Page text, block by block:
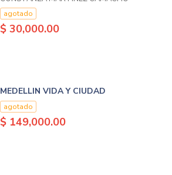
agotado
$ 30,000.00
MEDELLIN VIDA Y CIUDAD
agotado
$ 149,000.00